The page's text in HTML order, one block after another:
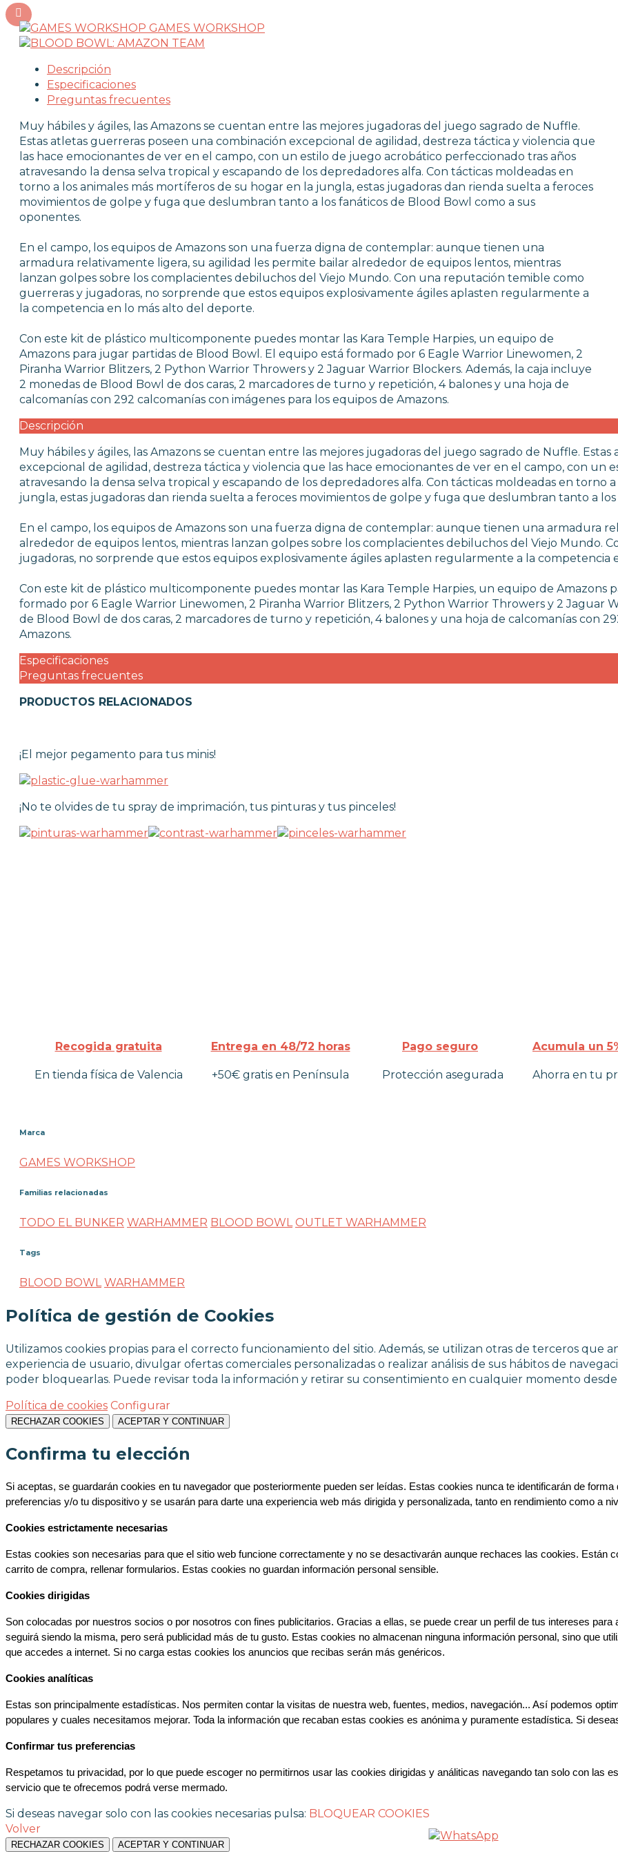
GAMES WORKSHOP
Descripción
Especificaciones
Preguntas frecuentes
Muy hábiles y ágiles, las Amazons se cuentan entre las mejores jugadoras del juego sagrado de Nuffle.
Estas atletas guerreras poseen una combinación excepcional de agilidad, destreza táctica y violencia que
las hace emocionantes de ver en el campo, con un estilo de juego acrobático perfeccionado tras años
atravesando la densa selva tropical y escapando de los depredadores alfa. Con tácticas moldeadas en
torno a los animales más mortíferos de su hogar en la jungla, estas jugadoras dan rienda suelta a feroces
movimientos de golpe y fuga que deslumbran tanto a los fanáticos de Blood Bowl como a sus
oponentes.
En el campo, los equipos de Amazons son una fuerza digna de contemplar: aunque tienen una
armadura relativamente ligera, su agilidad les permite bailar alrededor de equipos lentos, mientras
lanzan golpes sobre los complacientes debiluchos del Viejo Mundo. Con una reputación temible como
guerreras y jugadoras, no sorprende que estos equipos explosivamente ágiles aplasten regularmente a
la competencia en lo más alto del deporte.
Con este kit de plástico multicomponente puedes montar las Kara Temple Harpies, un equipo de
Amazons para jugar partidas de Blood Bowl. El equipo está formado por 6 Eagle Warrior Linewomen, 2
Piranha Warrior Blitzers, 2 Python Warrior Throwers y 2 Jaguar Warrior Blockers. Además, la caja incluye
2 monedas de Blood Bowl de dos caras, 2 marcadores de turno y repetición, 4 balones y una hoja de
calcomanías con 292 calcomanías con imágenes para los equipos de Amazons.
Descripción
Muy hábiles y ágiles, las Amazons se cuentan entre las mejores jugadoras del juego sagrado de Nuffle.
excepcional de agilidad, destreza táctica y violencia que las hace emocionantes de ver en el campo, con un
atravesando la densa selva tropical y escapando de los depredadores alfa. Con tácticas moldeadas en torno
jungla, estas jugadoras dan rienda suelta a feroces movimientos de golpe y fuga que deslumbran tanto a
En el campo, los equipos de Amazons son una fuerza digna de contemplar: aunque tienen una armadura
alrededor de equipos lentos, mientras lanzan golpes sobre los complacientes debiluchos del Viejo Mundo.
jugadoras, no sorprende que estos equipos explosivamente ágiles aplasten regularmente a la competencia
Con este kit de plástico multicomponente puedes montar las Kara Temple Harpies, un equipo de Amazons
formado por 6 Eagle Warrior Linewomen, 2 Piranha Warrior Blitzers, 2 Python Warrior Throwers y 2 Jaguar
de Blood Bowl de dos caras, 2 marcadores de turno y repetición, 4 balones y una hoja de calcomanías con
Amazons.
Especificaciones
Preguntas frecuentes
PRODUCTOS RELACIONADOS
¡El mejor pegamento para tus minis!
¡No te olvides de tu spray de imprimación, tus pinturas y tus pinceles!
Recogida gratuita Entrega en 48/72 horas Pago seguro Acumula un
En tienda física de Valencia +50€ gratis en Península Protección asegurada Ahorra en tu
Marca
GAMES WORKSHOP
Familias relacionadas
TODO EL BUNKER WARHAMMER BLOOD BOWL OUTLET WARHAMMER
Tags
BLOOD BOWL WARHAMMER
Política de gestión de Cookies
Utilizamos cookies propias para el correcto funcionamiento del sitio. Además, se utilizan otras de terceros que
experiencia de usuario, divulgar ofertas comerciales personalizadas o realizar análisis de sus hábitos de
poder bloquearlas. Puede revisar toda la información y retirar su consentimiento en cualquier momento
Política de cookies Configurar
RECHAZAR COOKIES ACEPTAR Y CONTINUAR
Confirma tu elección
Si aceptas, se guardarán cookies en tu navegador que posteriormente pueden ser leídas. Estas cookies nunca te identificarán de
preferencias y/o tu dispositivo y se usarán para darte una experiencia web más dirigida y personalizada, tanto en rendimiento como a
Cookies estrictamente necesarias
Estas cookies son necesarias para que el sitio web funcione correctamente y no se desactivarán aunque rechaces las cookies. Están
carrito de compra, rellenar formularios. Estas cookies no guardan información personal sensible.
Cookies dirigidas
Son colocadas por nuestros socios o por nosotros con fines publicitarios. Gracias a ellas, se puede crear un perfil de tus intereses
seguirá siendo la misma, pero será publicidad más de tu gusto. Estas cookies no almacenan ninguna información personal, sino que
que accedes a internet. Si no carga estas cookies los anuncios que recibas serán más genéricos.
Cookies analíticas
Estas son principalmente estadísticas. Nos permiten contar la visitas de nuestra web, fuentes, medios, navegación... Así podemos
populares y cuales necesitamos mejorar. Toda la información que recaban estas cookies es anónima y puramente estadística. Si
Confirmar tus preferencias
Respetamos tu privacidad, por lo que puede escoger no permitirnos usar las cookies dirigidas y análiticas navegando tan solo con las
servicio que te ofrecemos podrá verse mermado.
Si deseas navegar solo con las cookies necesarias pulsa: BLOQUEAR COOKIES
Volver
RECHAZAR COOKIES ACEPTAR Y CONTINUAR